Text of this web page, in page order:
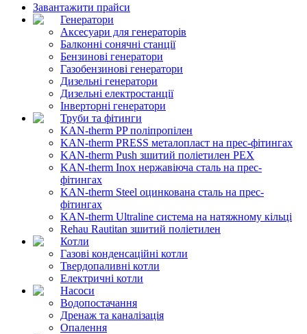
Завантажити прайси
Генератори
Аксесуари для генераторів
Балконні сонячні станції
Бензинові генератори
Газобензинові генератори
Дизельні генератори
Дизельні електростанції
Інверторні генератори
Труби та фітинги
KAN-therm PP поліпропілен
KAN-therm PRESS металопласт на прес-фітингах
KAN-therm Push зшитий поліетилен PEX
KAN-therm Inox нержавіюча сталь на прес-
фітингах
KAN-therm Steel оцинкована сталь на прес-
фітингах
KAN-therm Ultraline система на натяжному кільці
Rehau Rautitan зшитий поліетилен
Котли
Газові конденсаційні котли
Твердопаливні котли
Електричні котли
Насоси
Водопостачання
Дренаж та каналізація
Опалення